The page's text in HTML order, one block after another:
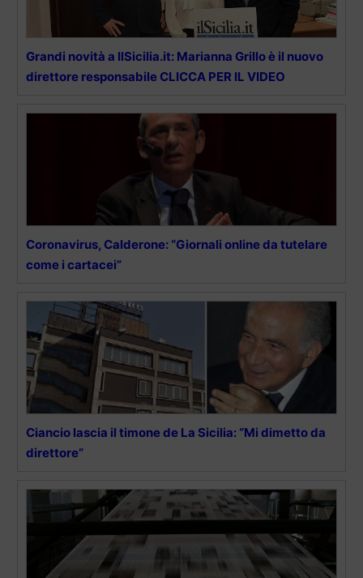
Grandi novità a IlSicilia.it: Marianna Grillo è il nuovo
direttore responsabile CLICCA PER IL VIDEO
Coronavirus, Calderone: “Giornali online da tutelare
come i cartacei”
Ciancio lascia il timone de La Sicilia: “Mi dimetto da
direttore”